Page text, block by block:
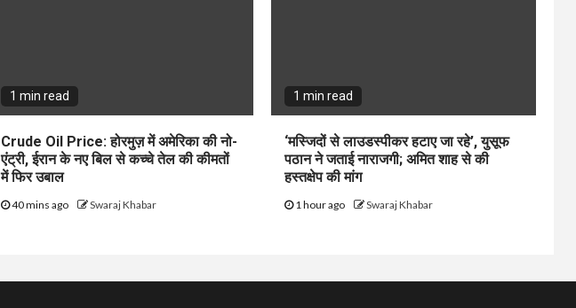
1 min read
Crude Oil Price: होरमुज़ में अमेरिका की नो-
एंट्री, ईरान के नए बिल से कच्चे तेल की कीमतों
में फिर उबाल
40 mins ago Swaraj Khabar
1 min read
‘मस्जिदों से लाउडस्पीकर हटाए जा रहे’, युसूफ
पठान ने जताई नाराजगी; अमित शाह से की
हस्तक्षेप की मांग
1 hour ago Swaraj Khabar